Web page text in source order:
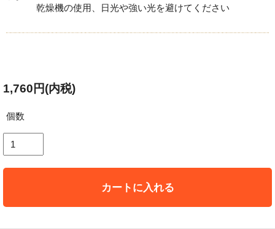
乾燥機の使用、日光や強い光を避けてください
1,760円(内税)
個数
カートに入れる